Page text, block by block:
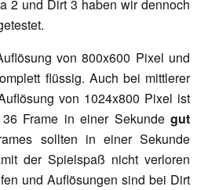
2 und Dirt 3 haben wir dennoch
von 800x600 Pixel und
flüssig. Auch bei mittlerer
von 1024x800 Pixel ist
Frame in einer Sekunde gut
sollten in einer Sekunde
der Spielspaß nicht verloren
und Auflösungen sind bei Dirt